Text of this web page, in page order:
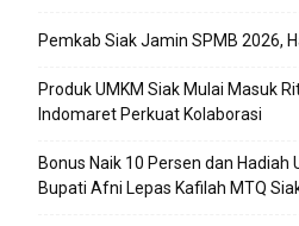
Pemkab Siak Jamin SPMB 2026,
Produk UMKM Siak Mulai Masuk
Indomaret Perkuat Kolaborasi
Bonus Naik 10 Persen dan Hadiah
Bupati Afni Lepas Kafilah MTQ